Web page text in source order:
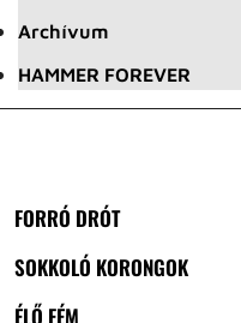
Archívum
HAMMER FOREVER
FORRÓ DRÓT
SOKKOLÓ KORONGOK
ÉLŐ FÉM